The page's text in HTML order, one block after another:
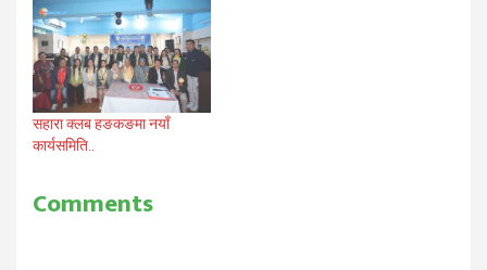
सहारा क्लब हङकङमा नयाँ
कार्यसमिति..
Comments